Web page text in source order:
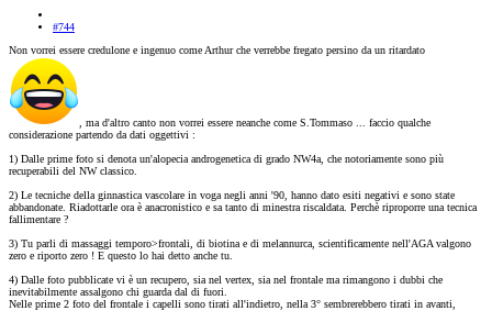
#744
Non vorrei essere credulone e ingenuo come Arthur che verrebbe fregato persino da un ritardato
, ma d'altro canto non vorrei essere neanche come S.Tommaso ... faccio qualche
considerazione partendo da dati oggettivi :
1) Dalle prime foto si denota un'alopecia androgenetica di grado NW4a, che notoriamente sono più
recuperabili del NW classico.
2) Le tecniche della ginnastica vascolare in voga negli anni '90, hanno dato esiti negativi e sono state
abbandonate. Riadottarle ora è anacronistico e sa tanto di minestra riscaldata. Perchè riproporre una tecnica
fallimentare ?
3) Tu parli di massaggi temporo>frontali, di biotina e di melannurca, scientificamente nell'AGA valgono
zero e riporto zero ! E questo lo hai detto anche tu.
4) Dalle foto pubblicate vi è un recupero, sia nel vertex, sia nel frontale ma rimangono i dubbi che
inevitabilmente assalgono chi guarda dal di fuori.
Nelle prime 2 foto del frontale i capelli sono tirati all'indietro, nella 3° sembrerebbero tirati in avanti,